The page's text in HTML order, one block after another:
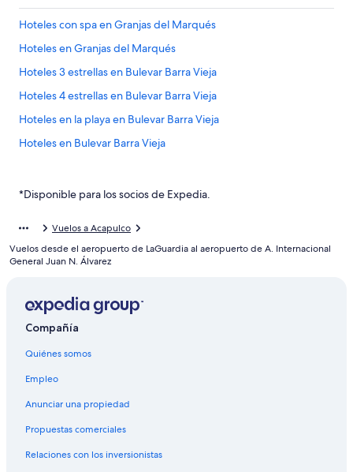
Hoteles con spa en Granjas del Marqués
Hoteles en Granjas del Marqués
Hoteles 3 estrellas en Bulevar Barra Vieja
Hoteles 4 estrellas en Bulevar Barra Vieja
Hoteles en la playa en Bulevar Barra Vieja
Hoteles en Bulevar Barra Vieja
Hoteles 5 estrellas en Puerto Márquez
Hoteles en Puerto Márquez
Cabañas en Tres Palos
Moteles en Tres Palos
Hoteles cerca de Centro Comercial La Isla
Hoteles 2 estrellas en Diamante
Hoteles 3 estrellas en Diamante
Hoteles 4 estrellas en Diamante
Resorts en Diamante
Apartamentos en Diamante
*Disponible para los socios de Expedia.
Vuelos a Acapulco
Vuelos desde el aeropuerto de LaGuardia al aeropuerto de A. Internacional
General Juan N. Álvarez
Compañía
Quiénes somos
Empleo
Anunciar una propiedad
Propuestas comerciales
Relaciones con los inversionistas